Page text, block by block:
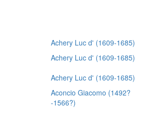
Achery Luc d' (1609-1685)
Achery Luc d' (1609-1685)
Achery Luc d' (1609-1685)
Aconcio Giacomo (1492?
-1566?)